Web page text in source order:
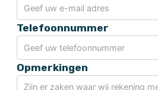
Telefoonnummer
Opmerkingen